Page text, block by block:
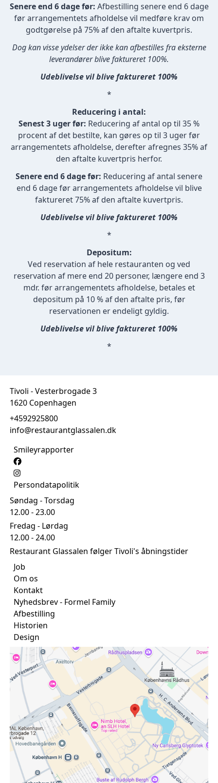
Senere end 6 dage før: Afbestilling senere end 6 dage
før arrangementets afholdelse vil medføre krav om
godtgørelse på 75% af den aftalte kuvertpris.
Dog kan visse ydelser der ikke kan afbestilles fra eksterne
leverandører blive faktureret 100%.
Udeblivelse vil blive faktureret 100%
*
Reducering i antal:
Senest 3 uger før: Reducering af antal op til 35 %
procent af det bestilte, kan gøres op til 3 uger før
arrangementets afholdelse, derefter afregnes 35% af
den aftalte kuvertpris herfor.
Senere end 6 dage før: Reducering af antal senere
end 6 dage før arrangementets afholdelse vil blive
faktureret 75% af den aftalte kuvertpris.
Udeblivelse vil blive faktureret 100%
*
Depositum:
Ved reservation af hele restauranten og ved
reservation af mere end 20 personer, længere end 3
mdr. før arrangementets afholdelse, betales et
depositum på 10 % af den aftalte pris, før
reservationen er endeligt gyldig.
Udeblivelse vil blive faktureret 100%
*
Tivoli - Vesterbrogade 3
1620 Copenhagen
+4592925800
info@restaurantglassalen.dk
Smileyrapporter
Persondatapolitik
Søndag - Torsdag
12.00 - 23.00
Fredag - Lørdag
12.00 - 24.00
Restaurant Glassalen følger Tivoli's åbningstider
Job
Om os
Kontakt
Nyhedsbrev - Formel Family
Afbestilling
Historien
Design